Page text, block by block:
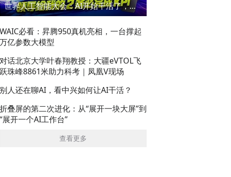
世界人工智能大会：AI开始干活了，但到底干的怎么样？萌新闯WAIC
WAIC必看：昇腾950真机亮相，一台撑起
万亿参数大模型
对话北京大学叶春翔教授：大疆eVTOL飞
跃珠峰8861米助力科考｜凤凰V现场
别人还在聊AI，看中兴如何让AI干活？
折叠屏的第二次进化：从“展开一块大屏”到
“展开一个AI工作台”
查看更多